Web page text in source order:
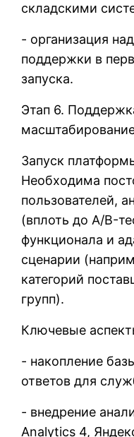
складскими
- организация
поддержки в
запуска.
Этап 6.
Запуск
Необходима
пользователей,
(вплоть до A/B-
функционала и
сценарии
категорий
групп).
Ключевые
- накопление
ответов для
- внедрение
Analytics 4,